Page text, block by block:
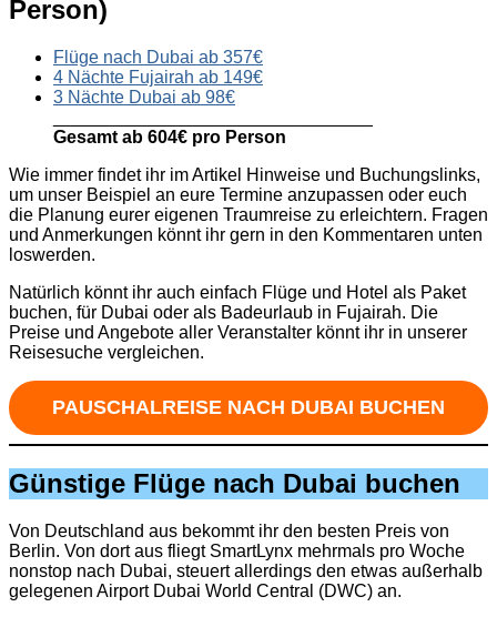
Person)
Flüge nach Dubai ab 357€
4 Nächte Fujairah ab 149€
3 Nächte Dubai ab 98€
Gesamt ab 604€ pro Person
Wie immer findet ihr im Artikel Hinweise und Buchungslinks,
um unser Beispiel an eure Termine anzupassen oder euch
die Planung eurer eigenen Traumreise zu erleichtern. Fragen
und Anmerkungen könnt ihr gern in den Kommentaren unten
loswerden.
Natürlich könnt ihr auch einfach Flüge und Hotel als Paket
buchen, für Dubai oder als Badeurlaub in Fujairah. Die
Preise und Angebote aller Veranstalter könnt ihr in unserer
Reisesuche vergleichen.
PAUSCHALREISE NACH DUBAI BUCHEN
Günstige Flüge nach Dubai buchen
Von Deutschland aus bekommt ihr den besten Preis von
Berlin. Von dort aus fliegt SmartLynx mehrmals pro Woche
nonstop nach Dubai, steuert allerdings den etwas außerhalb
gelegenen Airport Dubai World Central (DWC) an.